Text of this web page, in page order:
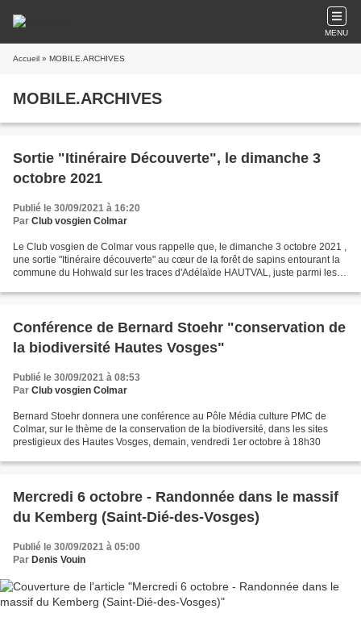
MENU
Accueil » MOBILE.ARCHIVES
MOBILE.ARCHIVES
Sortie "Itinéraire Découverte", le dimanche 3
octobre 2021
Publié le 30/09/2021 à 16:20
Par Club vosgien Colmar
Le Club vosgien de Colmar vous rappelle que, le dimanche 3 octobre 2021 ,
une sortie "Itinéraire découverte" au cœur de la forêt de sapins entourant la
commune du Hohwald sur les traces d'Adélaïde HAUTVAL, juste parmi les
Conférence de Bernard Stoehr "conservation de
la biodiversité Hautes Vosges"
Publié le 30/09/2021 à 08:53
Par Club vosgien Colmar
Bernard Stoehr donnera une conférence au Pôle Média culture PMC de
Colmar, sur le thème de la conservation de la biodiversité, dans les sites
prestigieux des Hautes Vosges, demain, vendredi 1er octobre à 18h30
Mercredi 6 octobre - Randonnée dans le massif
du Kemberg (Saint-Dié-des-Vosges)
Publié le 30/09/2021 à 05:00
Par Denis Vouin